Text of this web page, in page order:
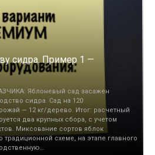
сидра. Пример 1 —
Яблоневый сад засажен
сидра. Сад на 120
— 12 кг/дерево. Итог: расчетный
два крупных сбора, с учетом
Миксование сортов яблок
традиционной схеме, на этапе главного